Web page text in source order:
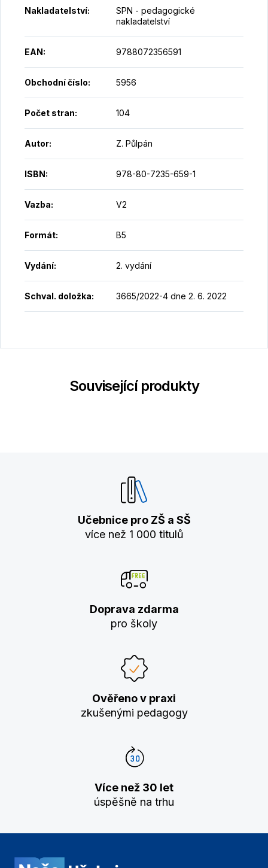
Nakladatelství:
SPN - pedagogické
nakladatelství
EAN: 9788072356591
Obchodní číslo: 5956
Počet stran: 104
Autor: Z. Půlpán
ISBN: 978-80-7235-659-1
Vazba: V2
Formát: B5
Vydání: 2. vydání
Schval. doložka: 3665/2022-4 dne 2. 6. 2022
Související produkty
Učebnice pro ZŠ a SŠ
více než 1 000 titulů
Doprava zdarma
pro školy
Ověřeno v praxi
zkušenými pedagogy
Více než 30 let
úspěšně na trhu